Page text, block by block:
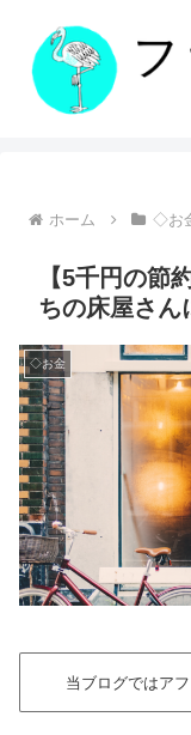
ホーム ◇お
【5千円の節
ちの床屋さん
◇お金
当ブログではア